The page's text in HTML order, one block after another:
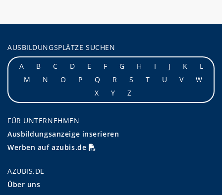
AUSBILDUNGSPLÄTZE SUCHEN
A
B C D E F G H I J K
L
M
N O P Q R S T U V
W
X
Y Z
FÜR UNTERNEHMEN
Ausbildungsanzeige inserieren
Werben auf azubis.de
AZUBIS.DE
Über uns